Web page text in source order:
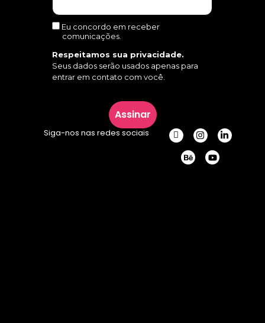
Eu concordo em receber
comunicações.
Respeitamos sua privacidade.
Seus dados serão usados apenas para
entrar em contato com você.
Assinar
Siga-nos nas redes sociais